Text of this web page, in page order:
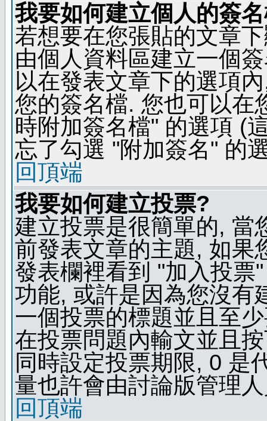
我要如何建立個人的簽
若想要在您張貼的文章
由個人資料區建立一個
以在發表文章下的選項
您的簽名檔. 您也可以在
時附加簽名檔" 的選項 (
忘了勾選 "附加簽名" 的
回頂端
我要如何建立投票?
建立投票是很簡單的, 當
前發表文章的主題, 如果
發表欄裡看到 "加入投票
功能, 或許是因為您沒有
一個投票的標題並且至
在投票問題內輸文並且
同時設定投票期限, 0 是
量也許會由討論版管理
回頂端